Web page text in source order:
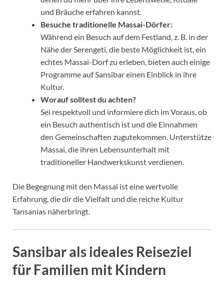
und Bräuche erfahren kannst.
Besuche traditionelle Massai-Dörfer:
Während ein Besuch auf dem Festland, z. B. in der
Nähe der Serengeti, die beste Möglichkeit ist, ein
echtes Massai-Dorf zu erleben, bieten auch einige
Programme auf Sansibar einen Einblick in ihre
Kultur.
Worauf solltest du achten?
Sei respektvoll und informiere dich im Voraus, ob
ein Besuch authentisch ist und die Einnahmen
den Gemeinschaften zugutekommen. Unterstütze
Massai, die ihren Lebensunterhalt mit
traditioneller Handwerkskunst verdienen.
Die Begegnung mit den Massai ist eine wertvolle
Erfahrung, die dir die Vielfalt und die reiche Kultur
Tansanias näherbringt.
Sansibar als ideales Reiseziel
für Familien mit Kindern